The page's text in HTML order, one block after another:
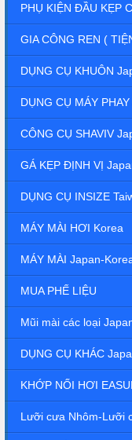
PHỤ KIỆN ĐẦU KẸP
GIA CÔNG REN (
DỤNG CỤ KHUÔN
DỤNG CỤ MÁY
CÔNG CỤ SHAVIV
GÁ KẸP ĐỊNH VỊ
DỤNG CỤ INSIZE
MÁY MÀI HƠI Korea
MÁY MÀI Japan-
MUA PHẾ LIỆU
Mũi mài các loại
DỤNG CỤ KHÁC
KHỚP NỐI HƠI
Lưỡi cưa Nhôm-Lưỡi